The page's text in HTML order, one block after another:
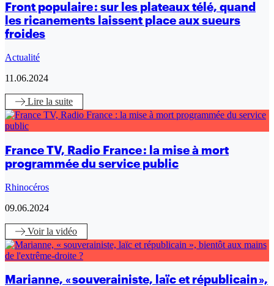
Front populaire : sur les plateaux télé, quand
les ricanements laissent place aux sueurs
froides
Actualité
11.06.2024
Lire la suite
France TV, Radio France : la mise à mort
programmée du service public
Rhinocéros
09.06.2024
Voirla vidéo
Marianne, « souverainiste, laïc et républicain »,